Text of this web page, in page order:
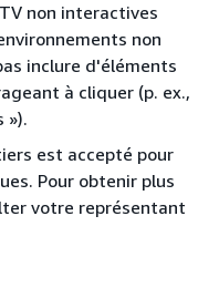
non interactives
non
inclure d'éléments
à cliquer (p. ex.,
»).
est accepté pour
Pour obtenir plus
votre représentant